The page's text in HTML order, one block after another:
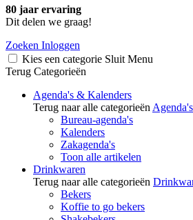
80 jaar ervaring
Dit delen we graag!
Zoeken Inloggen
Kies een categorie Sluit Menu
Terug Categorieën
Agenda's & Kalenders
Terug naar alle categorieën
Bureau-agenda's
Kalenders
Zakagenda's
Toon alle artikelen
Drinkwaren
Terug naar alle categorieën
Bekers
Koffie to go bekers